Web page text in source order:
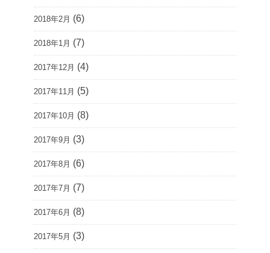
2018年2月 (6)
2018年1月 (7)
2017年12月 (4)
2017年11月 (5)
2017年10月 (8)
2017年9月 (3)
2017年8月 (6)
2017年7月 (7)
2017年6月 (8)
2017年5月 (3)